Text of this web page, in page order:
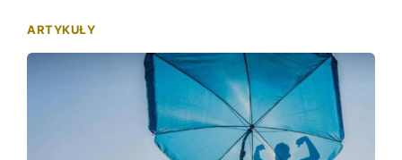
ARTYKUŁY